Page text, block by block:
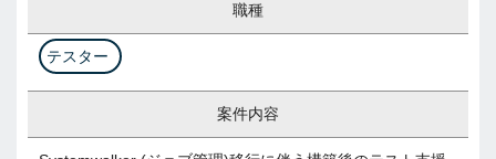
職種
テスター
案件内容